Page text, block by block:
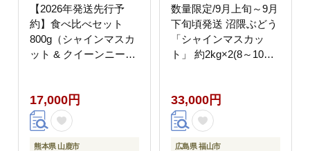
【2026年発送先行予
約】食べ比べセット
800g（シャインマスカ
ット & クイーンニーナ
17,000円
熊本県 山鹿市
数量限定/9月上旬～9月
下旬頃発送 沼隈ぶどう
「シャインマスカッ
ト」 約2kg×2(8～10房)
ーンセンター ぶどう ブ
ドウ 葡萄 種なし 大粒
マスカット [BAEV011]
33,000円
広島県 福山市